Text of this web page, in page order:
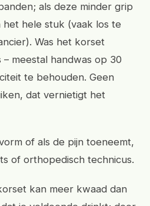
als deze minder grip
hele stuk (vaak los te
Was het korset
meestal handwas op 30
te behouden. Geen
dat vernietigt het
of als de pijn toeneemt,
of orthopedisch technicus.
kan meer kwaad dan